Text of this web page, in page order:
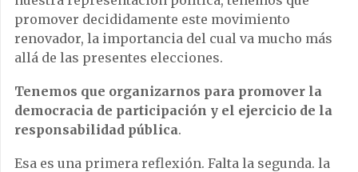
promover decididamente este movimiento
renovador, la importancia del cual va mucho más
allá de las presentes elecciones.
Tenemos que organizarnos para promover la
democracia de participación y el ejercicio de la
responsabilidad pública.
Esa es una primera reflexión. Falta la segunda. la